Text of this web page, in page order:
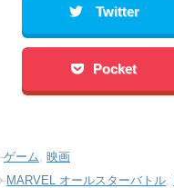
Twitter
Pocket
-ゲーム
映画
-MARVEL オールスターバトル